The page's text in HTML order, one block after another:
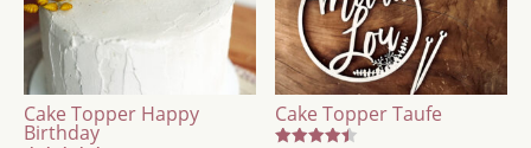
Cake Topper Happy
Birthday
Cake Topper Taufe